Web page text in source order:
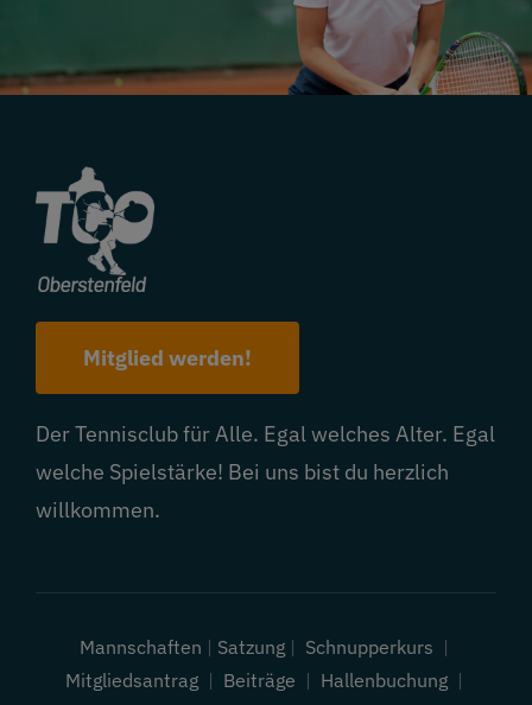
Mitglied werden!
Der Tennisclub für Alle. Egal welches Alter. Egal
welche Spielstärke! Bei uns bist du herzlich
willkommen.
Mannschaften | Satzung| Schnupperkurs |
Mitgliedsantrag| Beiträge | Hallenbuchung|